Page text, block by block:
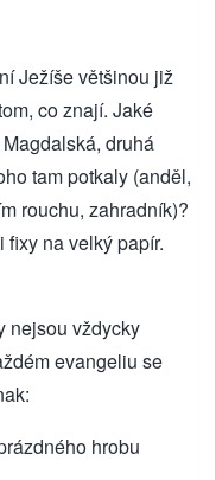
Ježíše většinou již
co znají. Jaké
druhá
tam potkaly (anděl,
rouchu, zahradník)?
na velký papír.
nejsou vždycky
evangeliu se
hrobu